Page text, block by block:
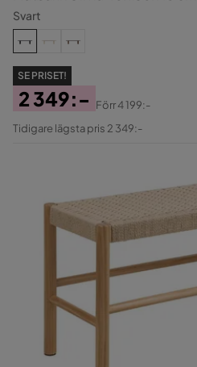
Svart
SE PRISET!
Pris
2 349:-
Original
Förr4 199:-
Tidigare lägsta pris 2 349:-